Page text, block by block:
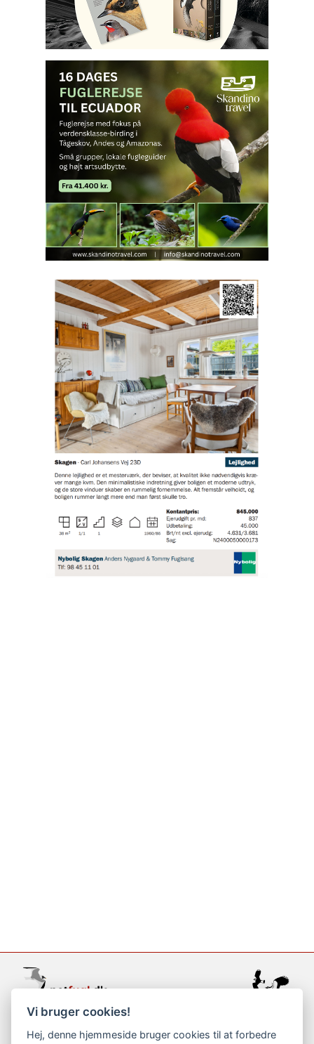
support@netfugl.dk
Vi bruger cookies!
Hej, denne hjemmeside bruger cookies til at forbedre